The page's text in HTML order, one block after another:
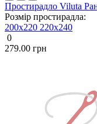
Простирадло Viluta
Розмір простирадла:
200x220 220х240
0
279.00 грн